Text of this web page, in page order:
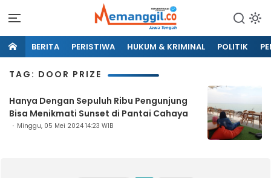
BERITA PERISTIWA HUKUM & KRIMINAL POLITIK
TAG: DOOR PRIZE
Hanya Dengan Sepuluh Ribu Pengunjung
Bisa Menikmati Sunset di Pantai Cahaya
Minggu, 05 Mei 2024 14:23 WIB